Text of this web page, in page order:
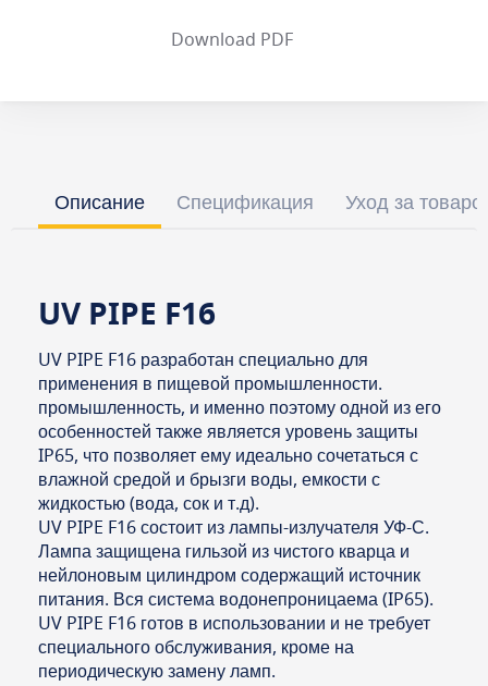
Download PDF
Описание Спецификация Уход за
UV PIPE F16
UV PIPE F16 разработан специально для
применения в пищевой промышленности.
промышленность, и именно поэтому одной из его
особенностей также является уровень защиты
IP65, что позволяет ему идеально сочетаться с
влажной средой и брызги воды, емкости с
жидкостью (вода, сок и т.д).
UV PIPE F16 состоит из лампы-излучателя УФ-С.
Лампа защищена гильзой из чистого кварца и
нейлоновым цилиндром содержащий источник
питания. Вся система водонепроницаема (IP65).
UV PIPE F16 готов в использовании и не требует
специального обслуживания, кроме на
периодическую замену ламп.